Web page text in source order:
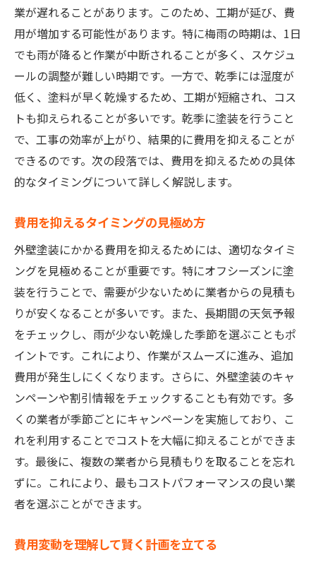
業が遅れることがあります。このため、工期が延び、費
用が増加する可能性があります。特に梅雨の時期は、1日
でも雨が降ると作業が中断されることが多く、スケジュ
ールの調整が難しい時期です。一方で、乾季には湿度が
低く、塗料が早く乾燥するため、工期が短縮され、コス
トも抑えられることが多いです。乾季に塗装を行うこと
で、工事の効率が上がり、結果的に費用を抑えることが
できるのです。次の段落では、費用を抑えるための具体
的なタイミングについて詳しく解説します。
費用を抑えるタイミングの見極め方
外壁塗装にかかる費用を抑えるためには、適切なタイミ
ングを見極めることが重要です。特にオフシーズンに塗
装を行うことで、需要が少ないために業者からの見積も
りが安くなることが多いです。また、長期間の天気予報
をチェックし、雨が少ない乾燥した季節を選ぶこともポ
イントです。これにより、作業がスムーズに進み、追加
費用が発生しにくくなります。さらに、外壁塗装のキャ
ンペーンや割引情報をチェックすることも有効です。多
くの業者が季節ごとにキャンペーンを実施しており、こ
れを利用することでコストを大幅に抑えることができま
す。最後に、複数の業者から見積もりを取ることを忘れ
ずに。これにより、最もコストパフォーマンスの良い業
者を選ぶことができます。
費用変動を理解して賢く計画を立てる